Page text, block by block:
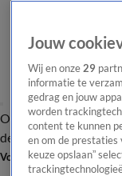
Overzicht
de redactie
Volg Shownieuws
Jouw
Wij en onze 29
informatie te
gedrag en jouw
worden
content te kunnen
en om de prestaties
keuze opslaan”